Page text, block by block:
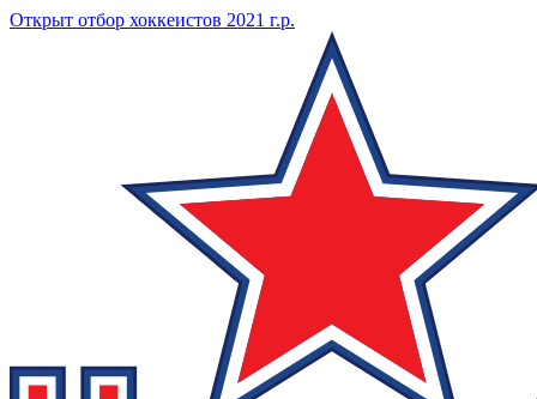
Открыт отбор хоккеистов 2021 г.р.